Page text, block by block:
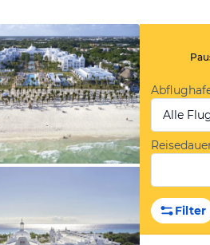
Alle
Filter